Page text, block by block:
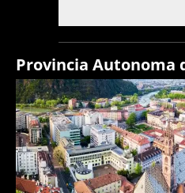
Provincia Autonoma